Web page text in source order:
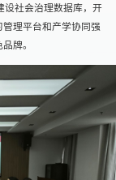
设社会治理数据库，开
理平台和产学协同强
牌。